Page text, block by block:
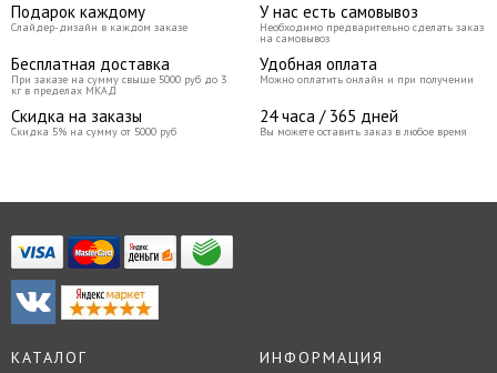
Подарок каждому
Слайдер-дизайн в каждом заказе
У нас есть самовывоз
Необходимо предварительно сделать заказ
на самовывоз
Бесплатная доставка
При заказе на сумму свыше 5000 руб до 3
кг в пределах МКАД
Удобная оплата
Можно оплатить онлайн и при получении
Скидка на заказы
Скидка 5% на сумму от 5000 руб
24 часа / 365 дней
Вы можете оставить заказ в любое время
КАТАЛОГ ИНФОРМАЦИЯ